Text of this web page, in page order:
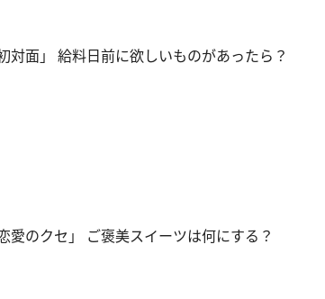
対面」 給料日前に欲しいものがあったら？
愛のクセ」 ご褒美スイーツは何にする？